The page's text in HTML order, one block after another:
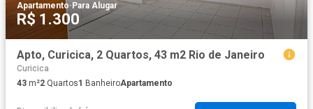
Apartamento· Para Alugar
R$ 1.300
Apto, Curicica, 2 Quartos, 43 m2 Rio de Janeiro
Curicica
43 m²2 Quartos1 BanheiroApartamento